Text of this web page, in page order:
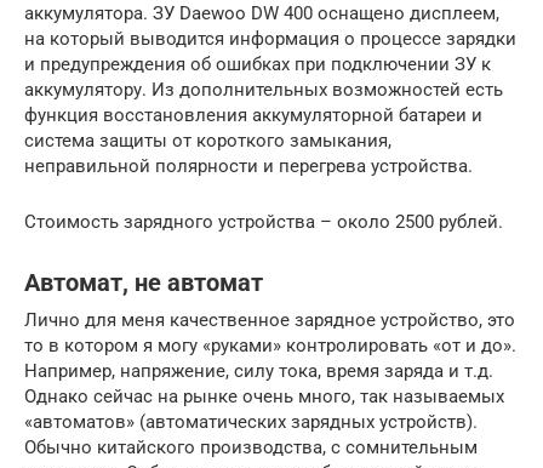
аккумулятора. ЗУ Daewoo DW 400 оснащено дисплеем,
на который выводится информация о процессе зарядки
и предупреждения об ошибках при подключении ЗУ к
аккумулятору. Из дополнительных возможностей есть
функция восстановления аккумуляторной батареи и
система защиты от короткого замыкания,
неправильной полярности и перегрева устройства.
Стоимость зарядного устройства – около 2500 рублей.
Автомат, не автомат
Лично для меня качественное зарядное устройство, это
то в котором я могу «руками» контролировать «от и до».
Например, напряжение, силу тока, время заряда и т.д.
Однако сейчас на рынке очень много, так называемых
«автоматов» (автоматических зарядных устройств).
Обычно китайского производства, с сомнительным